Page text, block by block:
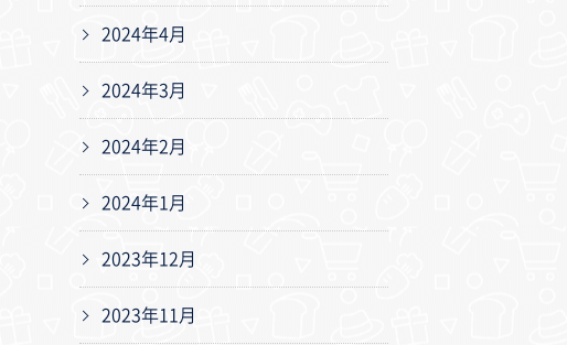
2024年4月
2024年3月
2024年2月
2024年1月
2023年12月
2023年11月